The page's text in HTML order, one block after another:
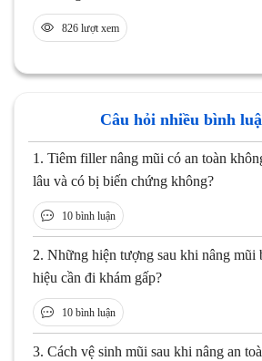
826 lượt xem
Câu hỏi nhiều bình
1. Tiêm filler nâng mũi có an toàn
lâu và có bị biến chứng không?
10 bình luận
2. Những hiện tượng sau khi nâng mũi
hiệu cần đi khám gấp?
10 bình luận
3. Cách vệ sinh mũi sau khi nâng an